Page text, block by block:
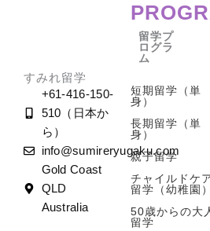
すみれ留学
+61-416-150-
510（日本か
ら）
info@sumireryugaku.com
Gold Coast
QLD
Australia
留学プ
ログラ
ム
短期留学（単
身）
長期留学（単
身）
親子留学
チャイルドケ
留学（幼稚園）
50歳からの大
留学